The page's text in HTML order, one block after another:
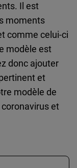
Il est
moments
comme celui-ci
modèle est
donc ajouter
et
modèle de
et